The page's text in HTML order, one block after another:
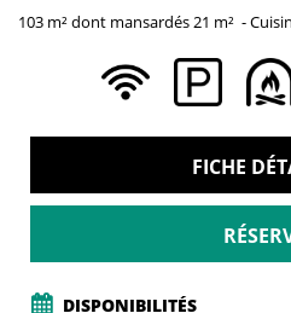
103 m² dont mansardés 21 m²
FICHE
DISPONIBILITÉS